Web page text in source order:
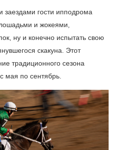
заездами гости ипподрома
и жокеями,
ну и конечно испытать свою
скакуна. Этот
традиционного сезона
мая по сентябрь.